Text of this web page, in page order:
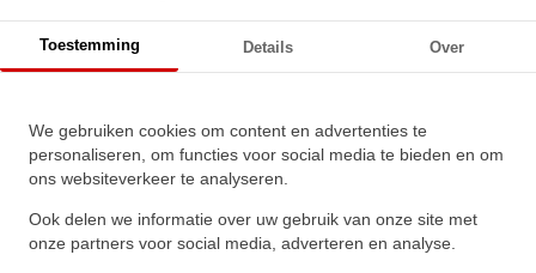
Toestemming Details Over
We gebruiken cookies om content en advertenties te
personaliseren, om functies voor social media te bieden en om
ons websiteverkeer te analyseren.
Ook delen we informatie over uw gebruik van onze site met
onze partners voor social media, adverteren en analyse.
(60mm)
★★★★
★★★★
Schrijf een review!